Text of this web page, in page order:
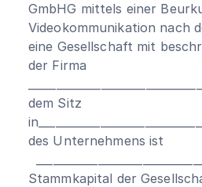
GmbHG mittels einer
Videokommunikation nach
eine Gesellschaft mit
der Firma
dem Sitz
des Unternehmens ist
Stammkapital der